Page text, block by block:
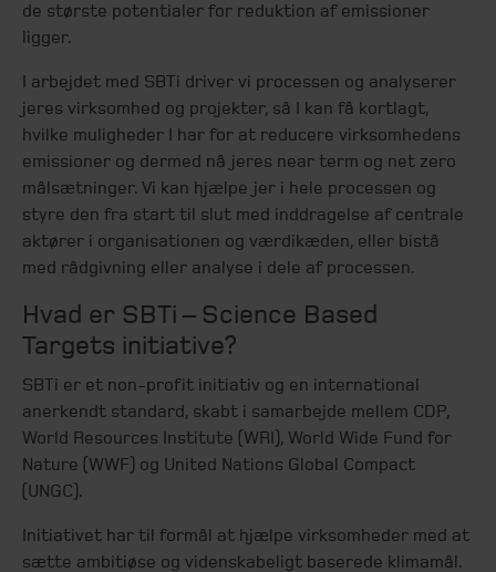
de største potentialer for reduktion af emissioner
ligger.
I arbejdet med SBTi driver vi processen og analyserer
jeres virksomhed og projekter, så I kan få kortlagt,
hvilke muligheder I har for at reducere virksomhedens
emissioner og dermed nå jeres near term og net zero
målsætninger. Vi kan hjælpe jer i hele processen og
styre den fra start til slut med inddragelse af centrale
aktører i organisationen og værdikæden, eller bistå
med rådgivning eller analyse i dele af processen.
Hvad er SBTi – Science Based
Targets initiative?
SBTi er et non-profit initiativ og en international
anerkendt standard, skabt i samarbejde mellem CDP,
World Resources Institute (WRI), World Wide Fund for
Nature (WWF) og United Nations Global Compact
(UNGC).
Initiativet har til formål at hjælpe virksomheder med at
sætte ambitiøse og videnskabeligt baserede klimamål.